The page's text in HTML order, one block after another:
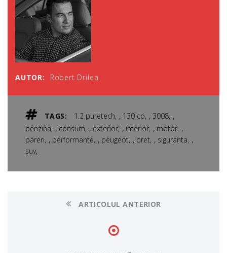
AUTOR: Robert Drilea
TAGS: 1.2 puretech , 130 cp , 3008 ,
benzina , consum , exterior , interior , motor ,
pareri , performante , peugeot , pret , siguranta ,
suv,
ARTICOLUL ANTERIOR